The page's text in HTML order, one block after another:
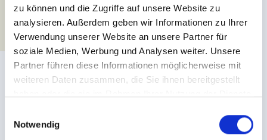
zu können und die Zugriffe auf unsere Website zu
analysieren. Außerdem geben wir Informationen zu Ihrer
Verwendung unserer Website an unsere Partner für
soziale Medien, Werbung und Analysen weiter. Unsere
Partner führen diese Informationen möglicherweise mit
weiteren Daten zusammen, die Sie ihnen bereitgestellt
Notwendig